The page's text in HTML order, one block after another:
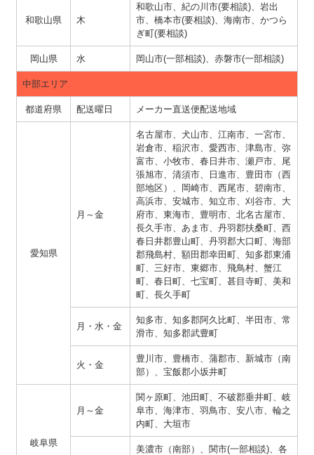
和歌山県 木
和歌山市、紀の川市(要相談)、岩出
市、橋本市(要相談)、海南市、かつら
ぎ町(要相談)
岡山県 水 岡山市(一部相談)、赤磐市(一部相談)
中部エリア
都道府県 配送曜日 メーカー直送便配送地域
愛知県
月～金
名古屋市、犬山市、江南市、一宮市、
岩倉市、稲沢市、愛西市、津島市、弥
富市、小牧市、春日井市、瀬戸市、尾
張旭市、清須市、日進市、豊田市（西
部地区）、岡崎市、西尾市、碧南市、
高浜市、安城市、知立市、刈谷市、大
府市、東海市、豊明市、北名古屋市、
長久手市、あま市、丹羽郡扶桑町、西
春日井郡豊山町、丹羽郡大口町、海部
郡飛島村、額田郡幸田町、知多郡東浦
町、三好市、東郷市、飛鳥村、蟹江
町、春日町、七宝町、甚目寺町、美和
町、長久手町
月・水・金
知多市、知多郡阿久比町、半田市、常
滑市、知多郡武豊町
火・金
豊川市、豊橋市、蒲郡市、新城市（南
部）、宝飯郡小坂井町
岐阜県
月～金
関ヶ原町、池田町、不破郡垂井町、岐
阜市、海津市、羽鳥市、安八市、輪之
内町、大垣市
美濃市（南部）、関市(一部相談)、各